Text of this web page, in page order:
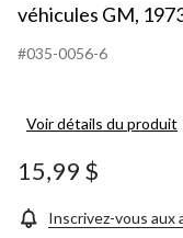
véhicules GM,
#035-0056-6
Voir détails du produit
15,99 $
Inscrivez-vous aux